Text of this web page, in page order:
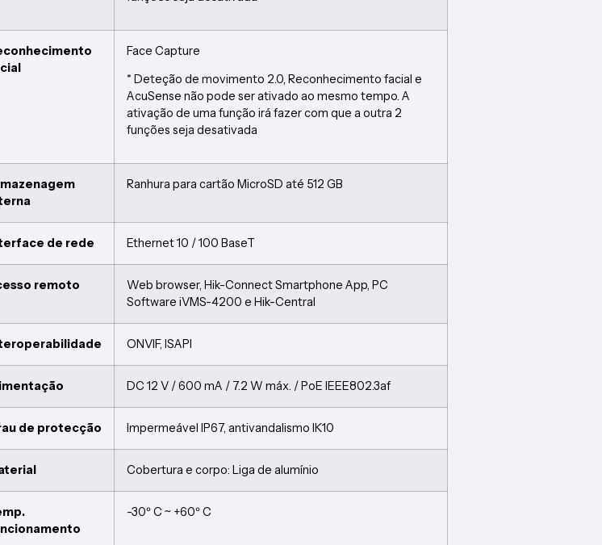
Face Capture
* Deteção de movimento 2.0, Reconhecimento facial e
AcuSense não pode ser ativado ao mesmo tempo. A
ativação de uma função irá fazer com que a outra 2
funções seja desativada
Ranhura para cartão MicroSD até 512 GB
de rede Ethernet 10 / 100 BaseT
remoto
Web browser, Hik-Connect Smartphone App, PC
Software iVMS-4200 e Hik-Central
ONVIF, ISAPI
DC 12 V / 600 mA / 7.2 W máx. / PoE IEEE802.3af
de protecção Impermeável IP67, antivandalismo IK10
Cobertura e corpo: Liga de alumínio
-30º C ~ +60º C